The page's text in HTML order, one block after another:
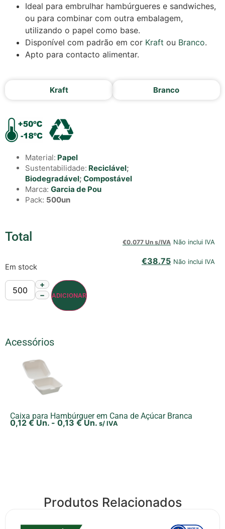
Ideal para embrulhar hambúrgueres e sandwiches,
ou para combinar com outra embalagem,
utilizando o papel como base.
Disponível com padrão em cor Kraft ou Branco.
Apto para contacto alimentar.
Kraft Branco
Material: Papel
Sustentabilidade: Reciclável;
Biodegradável; Compostável
Marca: Garcia de Pou
Pack: 500un
Total €0.077 Un s/IVA Não inclui IVA
€38.75 Não inclui IVA
Em stock
+
−
ADICIONAR
Acessórios
Caixa para Hambúrguer em Cana de Açúcar Branca
0,12 € Un. - 0,13 € Un. s/ IVA
Produtos Relacionados